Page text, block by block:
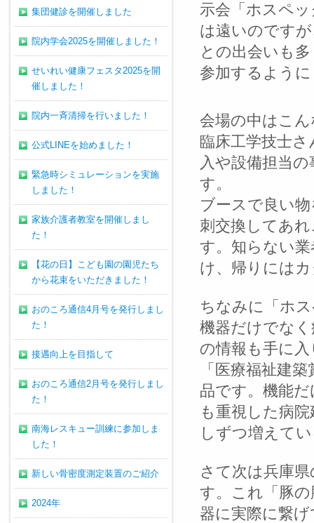
示会「ホスペ
は遠いのです
との出会いも
参加するよう
会場の中はこ
臨床工学技士
入や設備担当
す。
ブースで良い
刺交換してあ
す。知らない
け、帰りには
ちなみに「ホ
機器だけでな
の情報も手に
「医療福祉建
品です。機能
も重視した病
しずつ増えて
さて次は兵庫
す。これ「豚
器に実際に繋
集団健診を開催しました
院内学会2025を開催しました！
せいれい健康フェスタ2025を開
催しました！
院内一斉清掃を行いました！
公式LINEを始めました！
緊急時シミュレーションを実施
しました！
家族介護者教室を開催しまし
た！
【花の日】こども園の園児たち
から花束をいただきました！
おのころ通信4月号を発行しまし
た！
接遇向上を目指して
おのころ通信2月号を発行しまし
た！
南海レスキュー訓練に参加しま
した！
新しい骨密度測定装置のご紹介
2024年